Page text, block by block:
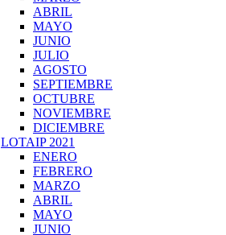
ABRIL
MAYO
JUNIO
JULIO
AGOSTO
SEPTIEMBRE
OCTUBRE
NOVIEMBRE
DICIEMBRE
LOTAIP 2021
ENERO
FEBRERO
MARZO
ABRIL
MAYO
JUNIO